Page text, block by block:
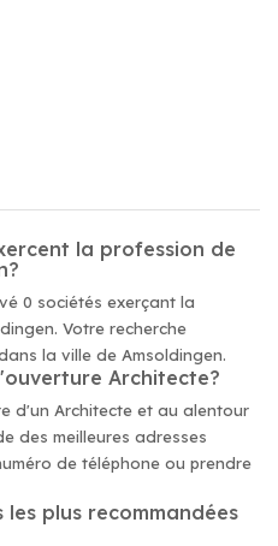
la profession de
0 sociétés exerçant la
Votre recherche
la ville de Amsoldingen.
Architecte?
d'un Architecte et au alentour
des meilleures adresses
de téléphone ou prendre
les plus recommandées